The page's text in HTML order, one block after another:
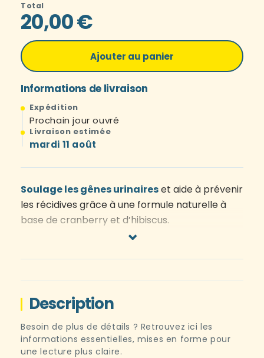
Total
20,00 €
Ajouter au panier
Informations de livraison
Expédition
Prochain jour ouvré
Livraison estimée
mardi 11 août
Soulage les gênes urinaireset aide à prévenir
les récidives grâce à une formule naturelle à
base de cranberry et d’hibiscus.
Complément alimentaire 100 % naturel –
Boîte de 30 gélules – 1 mois de cure.
⌄
Description
Besoin de plus de détails ? Retrouvez ici les
informations essentielles, mises en forme pour
une lecture plus claire.